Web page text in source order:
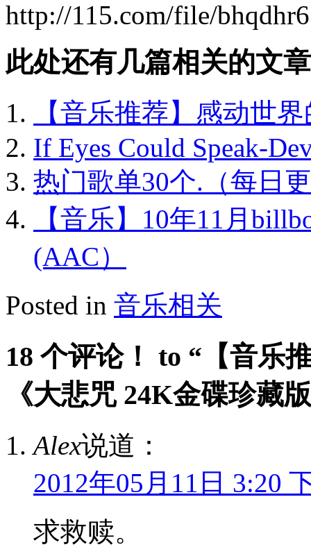
http://115.com/file/
此处还有几篇相关的文
【音乐推荐】感动世
If Eyes Could Speak-
热门歌单30个.（每日
【音乐】10年11月
(AAC）
Posted in 音乐相关
18 个评论！ to “【音乐
《大悲咒 24K金碟珍藏
Alex说道：
2012年05月11日 3:20
求救赎。